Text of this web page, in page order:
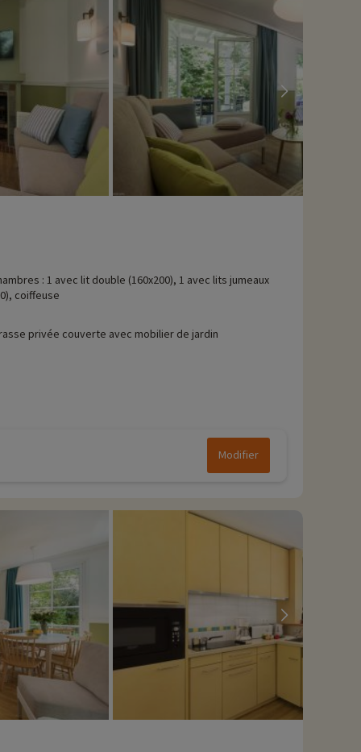
: 1 avec lit double (160x200), 1 avec lits jumeaux
coiffeuse
privée couverte avec mobilier de jardin
Modifier